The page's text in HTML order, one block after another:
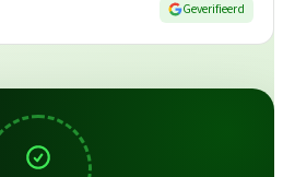
Geverifieerd